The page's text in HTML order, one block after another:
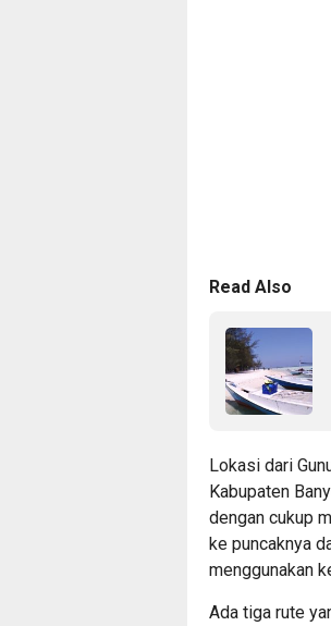
Read Also
Lokasi dari
Kabupaten
dengan cukup
ke puncaknya
menggunakan
Ada tiga rute